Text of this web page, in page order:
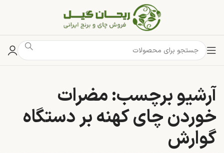
آرشیو برچسب: مضرات
خوردن چای کهنه بر دستگاه
گوارش